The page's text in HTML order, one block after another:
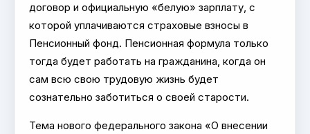
договор и официальную «белую» зарплату, с
которой уплачиваются страховые взносы в
Пенсионный фонд. Пенсионная формула только
тогда будет работать на гражданина, когда он
сам всю свою трудовую жизнь будет
сознательно заботиться о своей старости.
Тема нового федерального закона «О внесении